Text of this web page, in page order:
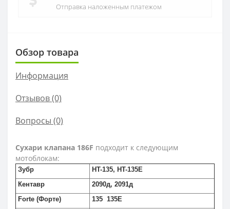
Отправка наложенным платежом
Обзор товара
Информация
Отзывов (0)
Вопросы (0)
Сухари клапана 186F подходит к следующим
мотоблокам:
Зубр
HT-135, HT-135E
Кентавр
2090д, 2091д
Forte (Форте)
135 135E